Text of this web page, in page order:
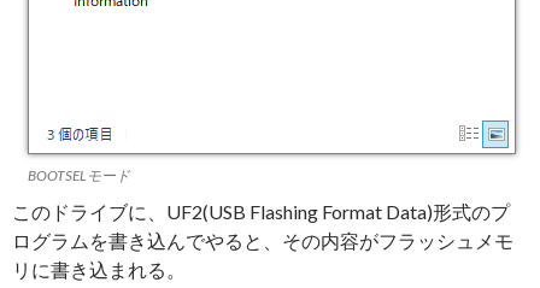
BOOTSELモード
このドライブに、UF2(USB Flashing Format Data)形式のプ
ログラムを書き込んでやると、その内容がフラッシュメモ
リに書き込まれる。